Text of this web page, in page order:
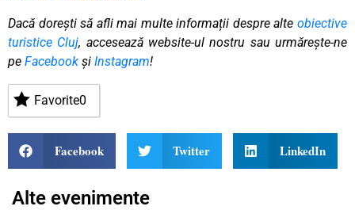
Dacă dorești să afli mai multe informații despre alte obiective
turistice Cluj, accesează website-ul nostru sau urmărește-ne
pe Facebook și Instagram!
Favorite0
Facebook Twitter LinkedIn
Alte evenimente